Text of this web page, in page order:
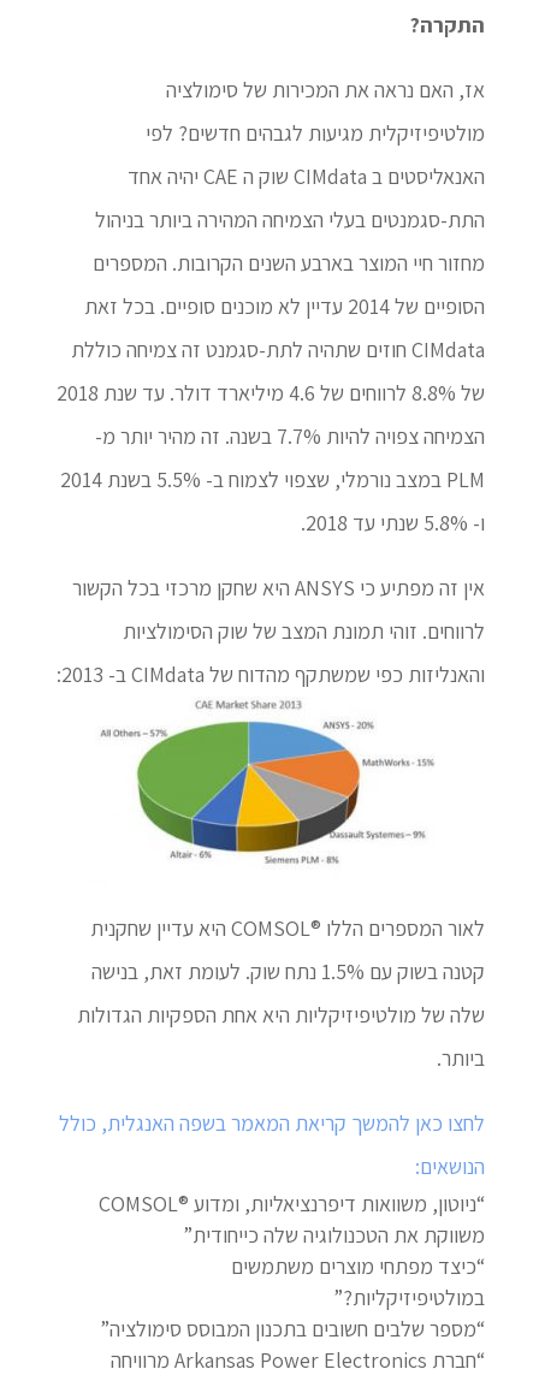
התקרה?
אז, האם נראה את המכירות של סימולציה
מולטיפיזיקלית מגיעות לגבהים חדשים? לפי
האנאליסטים ב CIMdata שוק ה CAE יהיה אחד
התת-סגמנטים בעלי הצמיחה המהירה ביותר בניהול
מחזור חיי המוצר בארבע השנים הקרובות. המספרים
הסופיים של 2014 עדיין לא מוכנים סופיים. בכל זאת
CIMdata חוזים שתהיה לתת-סגמנט זה צמיחה כוללת
של 8.8% לרווחים של 4.6 מיליארד דולר. עד שנת 2018
הצמיחה צפויה להיות 7.7% בשנה. זה מהיר יותר מ-
PLM במצב נורמלי, שצפוי לצמוח ב- 5.5% בשנת 2014
ו- 5.8% שנתי עד 2018.
אין זה מפתיע כי ANSYS היא שחקן מרכזי בכל הקשור
לרווחים. זוהי תמונת המצב של שוק הסימולציות
והאנליזות כפי שמשתקף מהדוח של CIMdata ב- 2013:
לאור המספרים הללו ®COMSOL היא עדיין שחקנית
קטנה בשוק עם 1.5% נתח שוק. לעומת זאת, בנישה
שלה של מולטיפיזיקליות היא אחת הספקיות הגדולות
ביותר.
לחצו כאן להמשך קריאת המאמר בשפה האנגלית, כולל
הנושאים:
“ניוטון, משוואות דיפרנציאליות, ומדוע ®COMSOL
משווקת את הטכנולוגיה שלה כייחודית”
“כיצד מפתחי מוצרים משתמשים
במולטיפיזיקליות?”
“מספר שלבים חשובים בתכנון המבוסס סימולציה”
“חברת Arkansas Power Electronics מרוויחה